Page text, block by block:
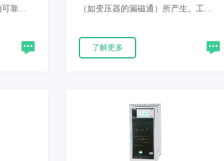
靠运
时的
（如变压器的漏磁通）所产生。工频
行。工频磁场发生器用于评估处于工
频（连续和短时）磁场中的家用、商
了解更多